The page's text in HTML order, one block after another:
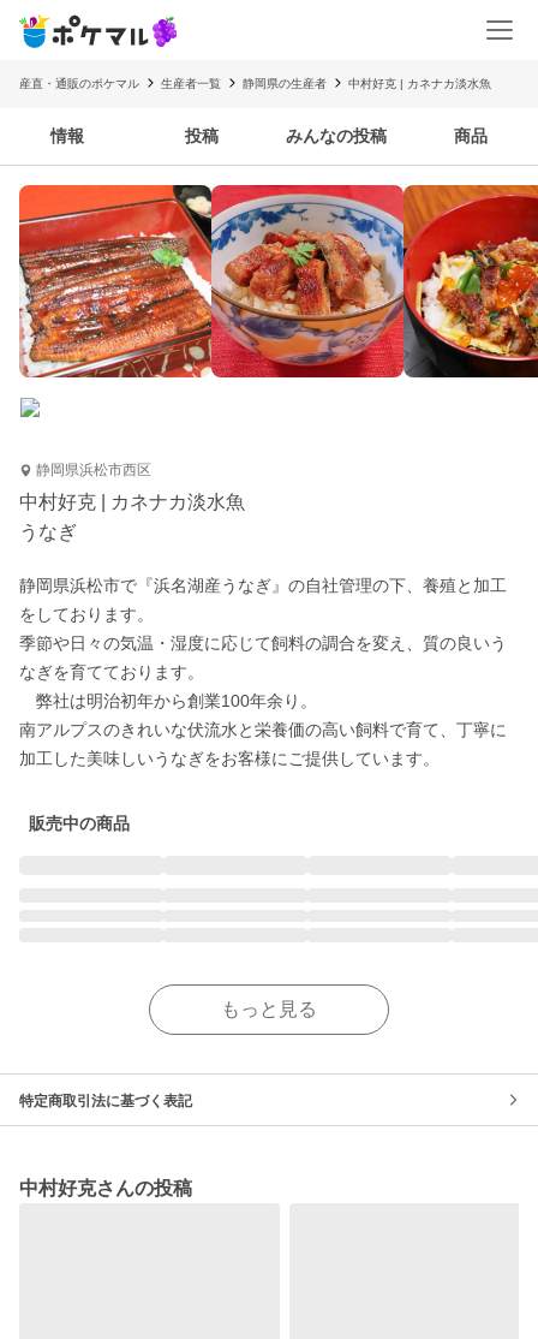
産直・通販のポケマル 生産者一覧 静岡県の生産者 中村好克 | カネナカ淡水魚
情報 投稿 みんなの投稿 商品
静岡県浜松市西区
中村好克 | カネナカ淡水魚
うなぎ
静岡県浜松市で『浜名湖産うなぎ』の自社管理の下、養殖と加工
をしております。
季節や日々の気温・湿度に応じて飼料の調合を変え、質の良いう
なぎを育てております。
弊社は明治初年から創業100年余り。
南アルプスのきれいな伏流水と栄養価の高い飼料で育て、丁寧に
加工した美味しいうなぎをお客様にご提供しています。
販売中の商品
もっと見る
特定商取引法に基づく表記
中村好克さんの投稿